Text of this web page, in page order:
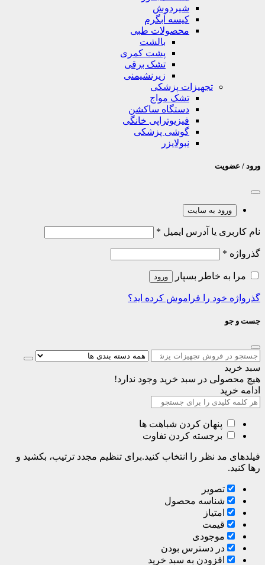
شیردوش
کیسه آبگرم
محصولات طبی
بالشت
پشت کمری
تشک برقی
زیرنشیمنی
تجهیزات پزشکی
تشک مواج
دستگاه ساکشن
فیزیوتراپی خانگی
گوشی پزشکی
نبولایزر
ورود / عضویت
ورود به سایت
نام کاربری یا آدرس ایمیل *
گذرواژه *
مرا به خاطر بسپار ورود
گذرواژه خود را فراموش کرده اید؟
جست و جو
سبد خرید
هیچ محصولی در سبد خرید وجود ندارد!
ادامه خرید
پنهان کردن شباهت ها
برجسته کردن تفاوت
فیلدهای مد نظر را انتخاب کنید.برای تنظیم مجدد ترتیب، بکشید و
رها کنید.
تصویر
شناسه محصول
امتیاز
قیمت
موجودی
در دسترس بودن
افزودن به سبد خرید